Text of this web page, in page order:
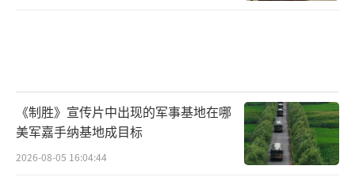
《制胜》宣传片中出现的军事基地在哪
美军嘉手纳基地成目标
2026-08-05 16:04:44